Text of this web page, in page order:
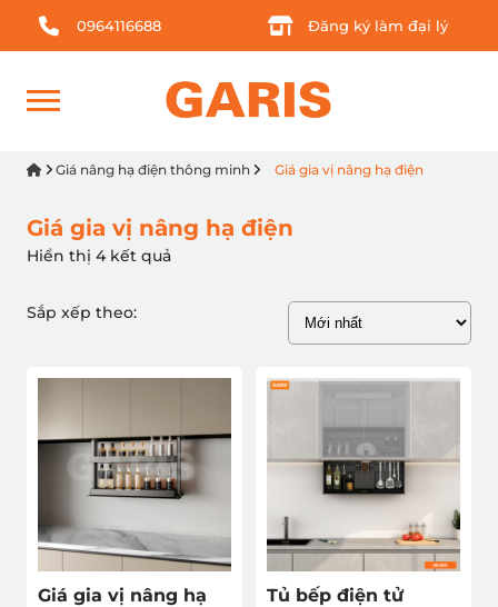
0964116688 Đăng ký làm đại lý
Giá nâng hạ điện thông minh Giá gia vị nâng hạ điện
Giá gia vị nâng hạ điện
Hiển thị 4 kết quả
Sắp xếp theo:
Giá gia vị nâng hạ
Tủ bếp điện tử